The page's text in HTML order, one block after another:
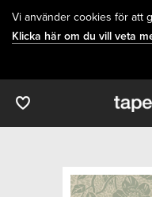
Vi använder cookies för att
Klicka här om du vill veta